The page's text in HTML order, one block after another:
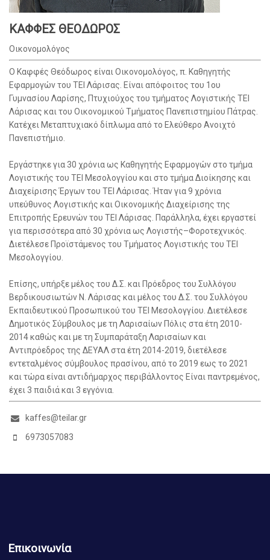
ΚΑΦΦΕΣ ΘΕΟΔΩΡΟΣ
Οικονομολόγος
Ο Καφφές Θεόδωρος είναι Οικονομολόγος, π. Καθηγητής
Εφαρμογών του ΤΕΙ Λάρισας. Είναι απόφοιτος του 1ου
Γυμνασίου Λαρίσης, Πτυχιούχος του τμήματος Λογιστικής ΤΕΙ
Λάρισας και του Οικονομικού Τμήματος Πανεπιστημίου Πάτρας.
Κατέχει Μεταπτυχιακό δίπλωμα από το Ελεύθερο Ανοιχτό
Πανεπιστήμιο.
Εργάστηκε για 30 χρόνια ως Καθηγητής Εφαρμογών στο τμήμα
Λογιστικής του ΤΕΙ Μεσολογγίου και στο τμήμα Διοίκησης και
Διαχείρισης Έργων του ΤΕΙ Λάρισας. Ήταν για 9 χρόνια
υπεύθυνος Λογιστικής και Οικονομικής Διαχείρισης της
Επιτροπής Ερευνών του ΤΕΙ Λάρισας. Παράλληλα, έχει εργαστεί
για περισσότερα από 30 χρόνια ως Λογιστής–Φοροτεχνικός.
Διετέλεσε Προϊστάμενος του Τμήματος Λογιστικής του ΤΕΙ
Μεσολογγίου.
Επίσης, υπήρξε μέλος του Δ.Σ. και Πρόεδρος του Συλλόγου
Βερδικουσιωτών Ν. Λάρισας και μέλος του Δ.Σ. του Συλλόγου
Εκπαιδευτικού Προσωπικού του ΤΕΙ Μεσολογγίου. Διετέλεσε
Δημοτικός Σύμβουλος με τη Λαρισαίων Πόλις στα έτη 2010-
2014 καθώς και με τη Συμπαράταξη Λαρισαίων και
Αντιπρόεδρος της ΔΕΥΑΛ στα έτη 2014-2019, διετέλεσε
εντεταλμένος σύμβουλος πρασίνου, από το 2019 εως το 2021
και τώρα είναι αντιδήμαρχος περιβάλλοντος Είναι παντρεμένος,
έχει 3 παιδιά και 3 εγγόνια.
kaffes@teilar.gr
6973057083
Επικοινωνία